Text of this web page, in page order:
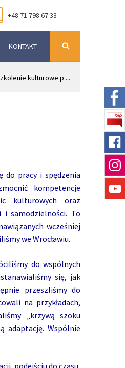
+48 71 798 67 33
KONTAKT
kulturowe p ...
do pracy i spędzenia
kompetencje
kulturowych oraz
i samodzielności. To
wcześniej
we Wrocławiu.
do wspólnych
się, jak
przeszliśmy do
na przykładach,
„krzywą szoku
Wspólnie
podejściu do czasu,